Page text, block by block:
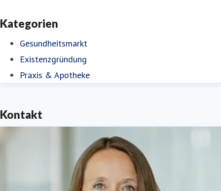
Kategorien
Gesundheitsmarkt
Existenzgründung
Praxis & Apotheke
Kontakt